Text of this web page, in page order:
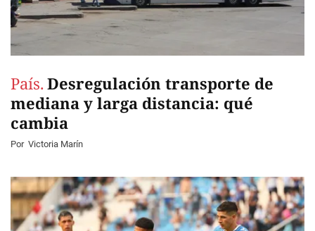
País. Desregulación transporte de
mediana y larga distancia: qué
cambia
Por Victoria Marín